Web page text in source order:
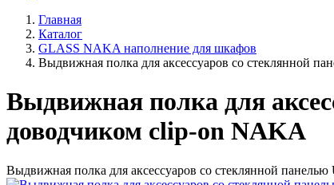
Главная
Каталог
GLASS NAKA наполнение для шкафов
Выдвижная полка для аксессуаров со стеклянной
Выдвижная полка для
доводчиком clip-on NAKA
Выдвижная полка для аксессуаров со стеклянной